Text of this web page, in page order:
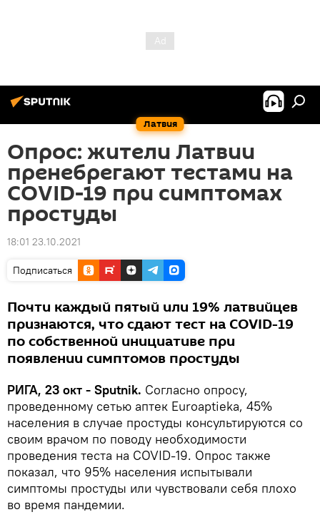
Латвия
Опрос: жители Латвии
пренебрегают тестами на
COVID-19 при симптомах
простуды
18:01 23.10.2021
Подписаться
Почти каждый пятый или 19% латвийцев
признаются, что сдают тест на COVID-19
по собственной инициативе при
появлении симптомов простуды
РИГА, 23 окт - Sputnik. Согласно опросу,
проведенному сетью аптек Euroaptieka, 45%
населения в случае простуды консультируются со
своим врачом по поводу необходимости
проведения теста на COVID-19. Опрос также
показал, что 95% населения испытывали
симптомы простуды или чувствовали себя плохо
во время пандемии.